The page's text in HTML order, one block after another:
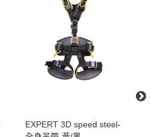
EXPERT 3D speed steel-